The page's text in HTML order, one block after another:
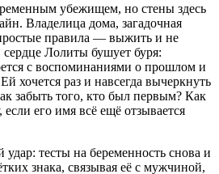
убежищем, но стены здесь
Владелица дома, загадочная
правила — выжить и не
Лолиты бушует буря:
с воспоминаниями о прошлом и
хочется раз и навсегда вычеркнуть
забыть того, кто был первым? Как
если его имя всё ещё отзывается
тесты на беременность снова и
знака, связывая её с мужчиной,